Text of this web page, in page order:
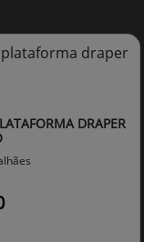
DRAPER